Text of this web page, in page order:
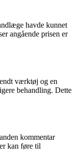
havde kunnet
angående prisen er
værktøj og en
behandling. Dette
kommentar
kan føre til